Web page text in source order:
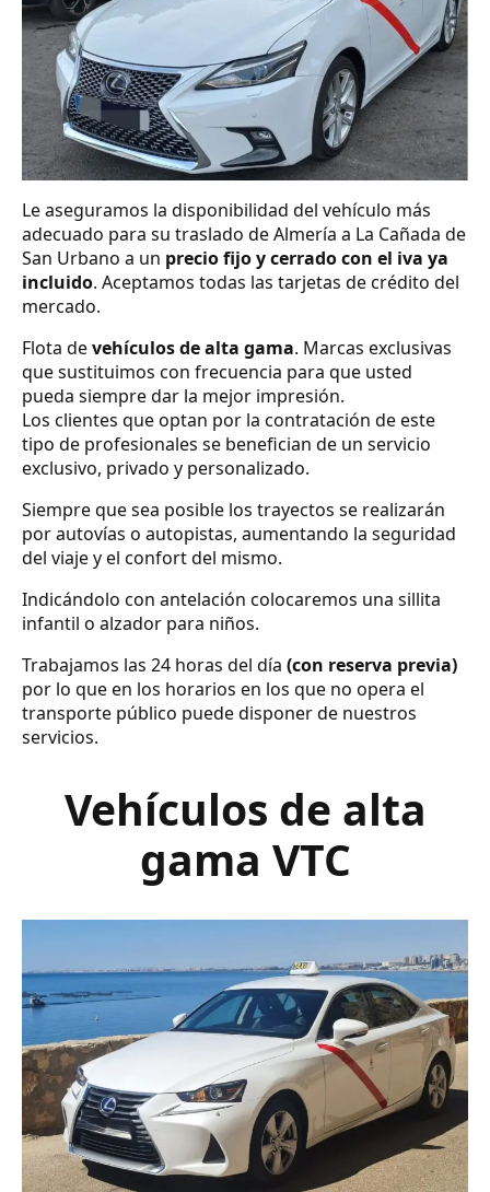
Le aseguramos la disponibilidad del vehículo más
adecuado para su traslado de Almería a La Cañada de
San Urbano a un precio fijo y cerrado con el iva ya
incluido. Aceptamos todas las tarjetas de crédito del
mercado.
Flota devehículos de alta gama. Marcas exclusivas
que sustituimos con frecuencia para que usted
pueda siempre dar la mejor impresión.
Los clientes que optan por la contratación de este
tipo de profesionales se benefician de un servicio
exclusivo, privado y personalizado.
Siempre que sea posible los trayectos se realizarán
por autovías o autopistas, aumentando la seguridad
del viaje y el confort del mismo.
Indicándolo con antelación colocaremos una sillita
infantil o alzador para niños.
Trabajamos las 24 horas del día (con reserva previa)
por lo que en los horarios en los que no opera el
transporte público puede disponer de nuestros
servicios.
Vehículos de alta
gama VTC